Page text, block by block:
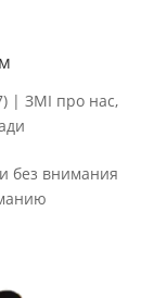
| ЗМІ про нас,
без внимания